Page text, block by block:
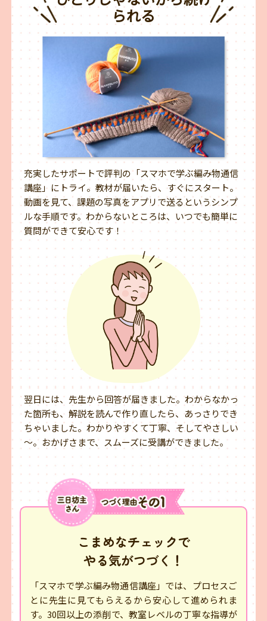
られる
充実したサポートで評判の「スマホで学ぶ編み物通信
講座」にトライ。教材が届いたら、すぐにスタート。
動画を見て、課題の写真をアプリで送るというシンプ
ルな手順です。わからないところは、いつでも簡単に
質問ができて安心です！
翌日には、先生から回答が届きました。わからなかっ
た箇所も、解説を読んで作り直したら、あっさりでき
ちゃいました。わかりやすくて丁寧、そしてやさしい
～。おかげさまで、スムーズに受講ができました。
こまめなチェックで
やる気がつづく！
「スマホで学ぶ編み物通信講座」では、プロセスご
とに先生に見てもらえるから安心して進められま
す。30回以上の添削で、教室レベルの丁寧な指導が